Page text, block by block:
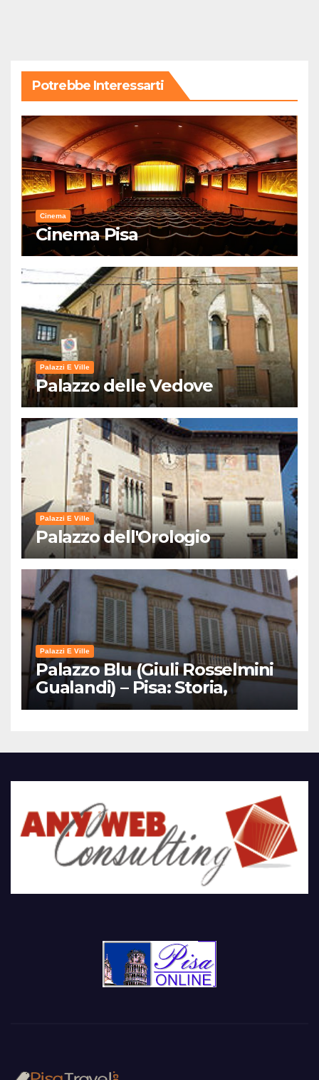
Potrebbe Interessarti
Cinema
Cinema Pisa
Palazzi E Ville
Palazzo delle Vedove
Palazzi E Ville
Palazzo dell'Orologio
Palazzi E Ville
Palazzo Blu (Giuli Rosselmini
Gualandi) – Pisa: Storia,
Mostre e Info Visita